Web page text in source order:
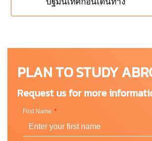
PLAN TO STUDY
Request us for more
First Name